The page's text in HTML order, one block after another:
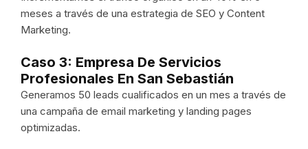
meses a través de una estrategia de SEO y Content
Marketing.
Caso 3: Empresa De Servicios
Profesionales En San Sebastián
Generamos 50 leads cualificados en un mes a través de
una campaña de email marketing y landing pages
optimizadas.